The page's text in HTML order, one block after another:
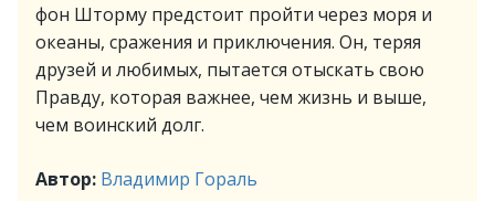
фон Шторму предстоит пройти через моря и
океаны, сражения и приключения. Он, теряя
друзей и любимых, пытается отыскать свою
Правду, которая важнее, чем жизнь и выше,
чем воинский долг.
Автор: Владимир Гораль